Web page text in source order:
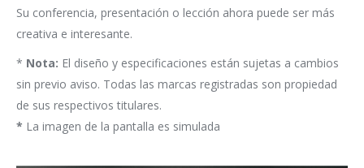
Su conferencia, presentación o lección ahora puede ser más
creativa e interesante.
* Nota: El diseño y especificaciones están sujetas a cambios
sin previo aviso. Todas las marcas registradas son propiedad
de sus respectivos titulares.
* La imagen de la pantalla es simulada